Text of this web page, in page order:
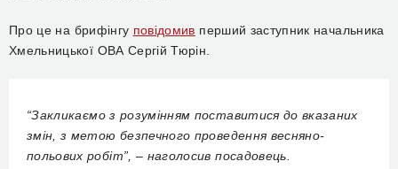
Про це на брифінгу повідомив перший заступник начальника
Хмельницької ОВА Сергій Тюрін.
“Закликаємо з розумінням поставитися до вказаних
змін, з метою безпечного проведення весняно-
польових робіт”, – наголосив посадовець